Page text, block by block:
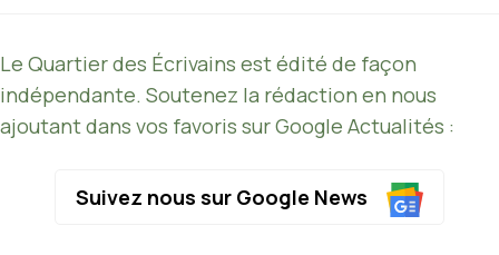
Le Quartier des Écrivains est édité de façon
indépendante. Soutenez la rédaction en nous
ajoutant dans vos favoris sur Google Actualités :
Suivez nous sur Google News